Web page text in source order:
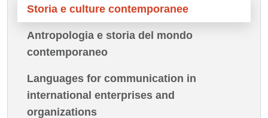
Storia e culture contemporanee
Antropologia e storia del mondo
contemporaneo
Languages for communication in
international enterprises and
organizations